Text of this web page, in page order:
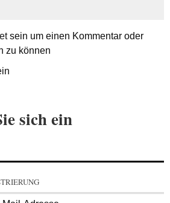
sein um einen Kommentar oder
zu können
sich ein